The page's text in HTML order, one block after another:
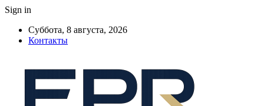
Sign in
Суббота, 8 августа, 2026
Контакты